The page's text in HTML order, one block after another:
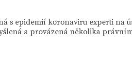
s epidemií koronaviru experti na
a provázená několika